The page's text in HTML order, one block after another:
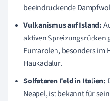
beeindruckende
Vulkanismus auf Island:
aktiven Spreizungsrücken
Fumarolen, besonders im
Haukadalur.
Solfataren Feld in Italien:
Neapel, ist bekannt für